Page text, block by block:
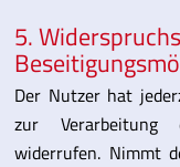
5.
Der Nutzer hat
zur Verarbeitung
widerrufen. Nimmt